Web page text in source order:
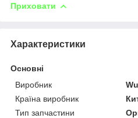
Приховати
Характеристики
Основні
Виробник
Країна виробник
Тип запчастини